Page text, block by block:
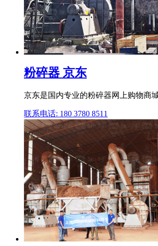
粉碎器 京东
京东是国内专业的粉碎器网上购物商
联系电话: 180 3780 8511